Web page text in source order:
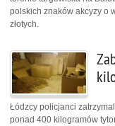
polskich znaków akcyzy o
złotych.
Łódzcy policjanci
ponad 400 kilogramów